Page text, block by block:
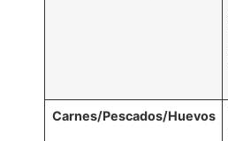
Carnes/Pescados/Huevos